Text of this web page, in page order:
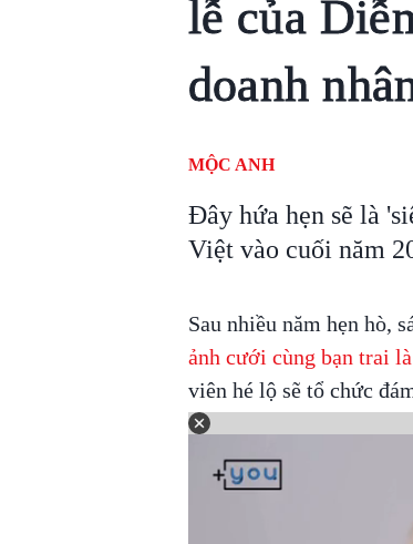
lễ của
doanh
MỘC ANH
Đây hứa hẹn sẽ là
Việt vào cuối năm
Sau nhiều năm hẹn hò,
ảnh cưới cùng bạn trai
viên hé lộ sẽ tổ chức